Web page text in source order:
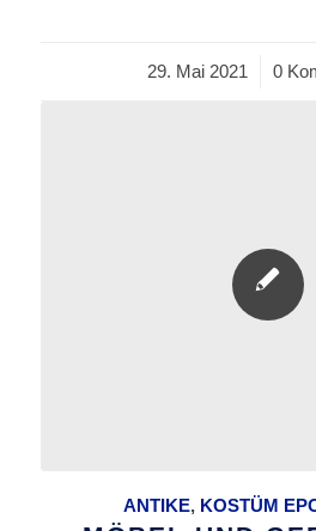
29. Mai 2021
/ 0
ANTIKE, KOSTÜM